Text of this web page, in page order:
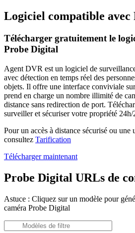
Logiciel compatible
Télécharger gratuitement le
Probe Digital
Agent DVR est un logiciel de
avec détection en temps réel des
objets. Il offre une interface conviviale
prend en charge un nombre illimité de
distance sans redirection de port.
surveiller et sécuriser votre propriété 24h/
Pour un accès à distance sécurisé ou
consultez Tarification
Télécharger maintenant
Probe Digital URLs de
Astuce : Cliquez sur un modèle pour
caméra Probe Digital